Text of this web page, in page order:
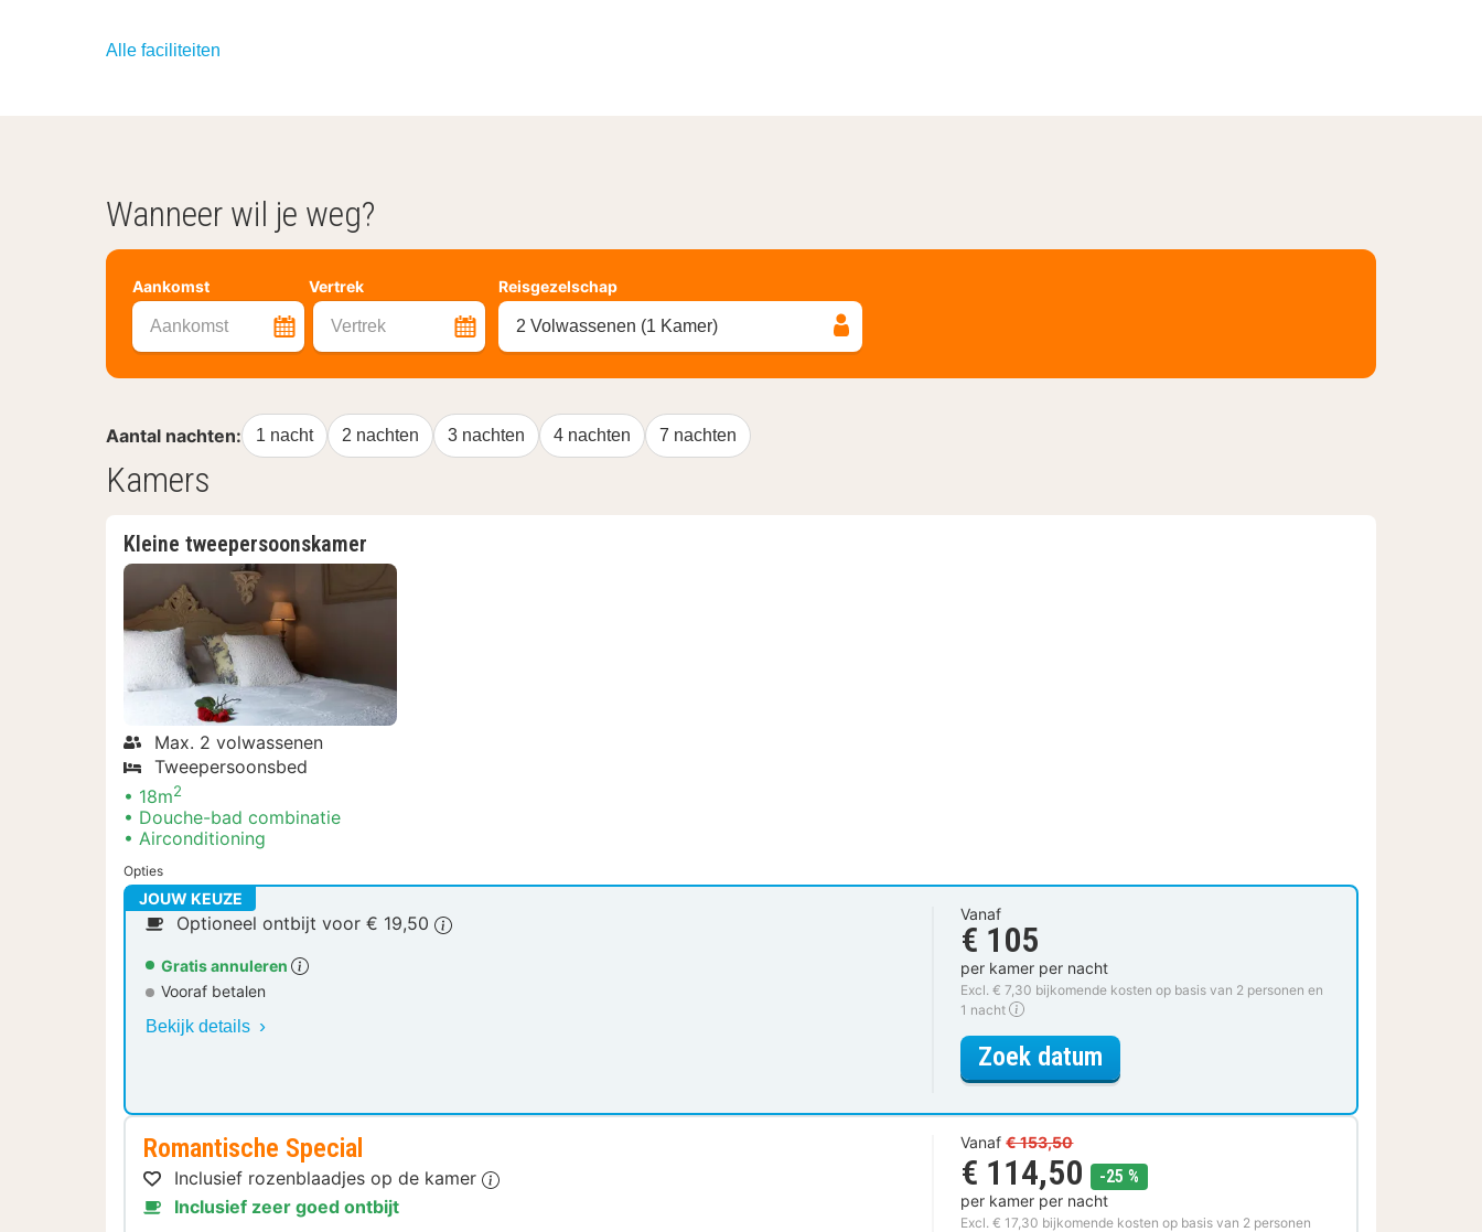
Alle faciliteiten
Wanneer wil je weg?
Aankomst Vertrek
Aankomst Vertrek
Reisgezelschap
2 Volwassenen (1 Kamer)
Aantal nachten: 1 nacht 2 nachten 3 nachten 4 nachten 7 nachten
Kamers
Kleine tweepersoonskamer
Max. 2 volwassenen
Tweepersoonsbed
18m2
Douche-bad combinatie
Airconditioning
Opties
JOUW KEUZE
Optioneel ontbijt voor € 19,50
Gratis annuleren
Vooraf betalen
Bekijk details
Vanaf
€ 105
per kamer per nacht
Excl. € 7,30 bijkomende kosten op basis van 2 personen en
1 nacht
Zoek datumvoor Kleine tweepersoonskamer
Romantische Special
Inclusief rozenblaadjes op de kamer
Inclusief zeer goed ontbijt
Vanaf € 153,50
€ 114,50 -25 %
per kamer per nacht
Excl. € 17,30 bijkomende kosten op basis van 2 personen